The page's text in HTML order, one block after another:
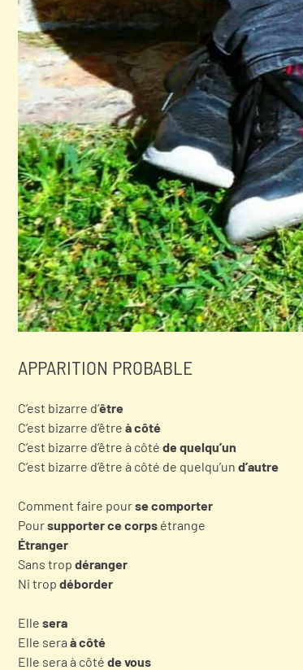
APPARITION PROBABLE
C’est bizarre d’être
C’est bizarre d’être à côté
C’est bizarre d’être à côté de quelqu’un
C’est bizarre d’être à côté de quelqu’un d’autre
Comment faire pourse comporter
Poursupporter ce corps étrange
Étranger
Sans trop déranger
Ni trop déborder
Elle sera
Elle sera à côté
Elle sera à côté de vous